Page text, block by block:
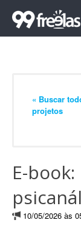
« Buscar
projetos
E-
10/05/2026 às